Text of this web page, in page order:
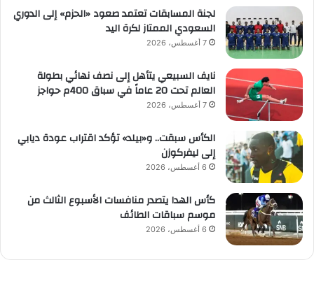
لجنة المسابقات تعتمد صعود «الحزم» إلى الدوري
السعودي الممتاز لكرة اليد
7 أغسطس، 2026
نايف السبيعي يتأهل إلى نصف نهائي بطولة
العالم تحت 20 عاماً في سباق 400م حواجز
7 أغسطس، 2026
الكأس سبقت.. و«بيلد» تؤكد اقتراب عودة ديابي
إلى ليفركوزن
6 أغسطس، 2026
كأس الهدا يتصدر منافسات الأسبوع الثالث من
موسم سباقات الطائف
6 أغسطس، 2026